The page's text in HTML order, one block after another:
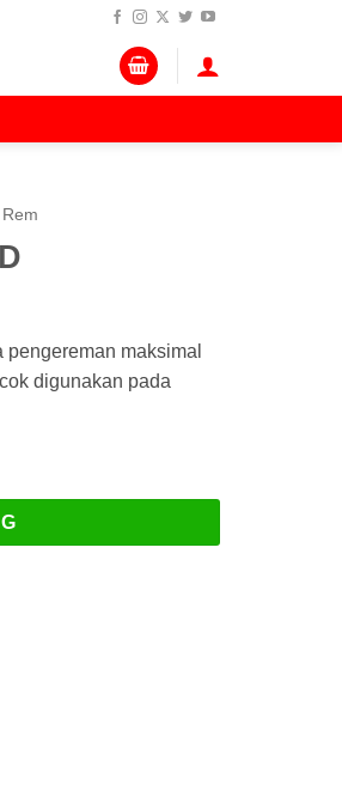
maksimal
digunakan pada